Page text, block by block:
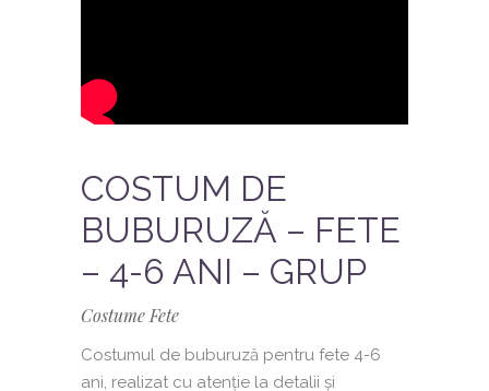
COSTUM DE
BUBURUZĂ – FETE
– 4-6 ANI – GRUP
Costume Fete
Costumul de buburuză pentru fete 4-6
ani, realizat cu atenție la detalii și